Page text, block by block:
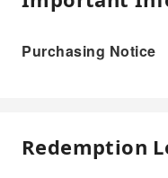
Purchasing Notice
Redemption